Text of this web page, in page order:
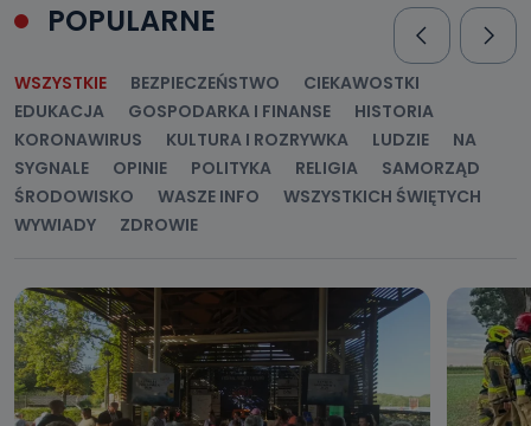
POPULARNE
WSZYSTKIE BEZPIECZEŃSTWO
CIEKAWOSTKI
EDUKACJA
GOSPODARKA I FINANSE
HISTORIA
KORONAWIRUS
KULTURA I ROZRYWKA LUDZIE
NA
SYGNALE
OPINIE POLITYKA RELIGIA
SAMORZĄD
ŚRODOWISKO
WASZE INFO
WSZYSTKICH ŚWIĘTYCH
WYWIADY
ZDROWIE